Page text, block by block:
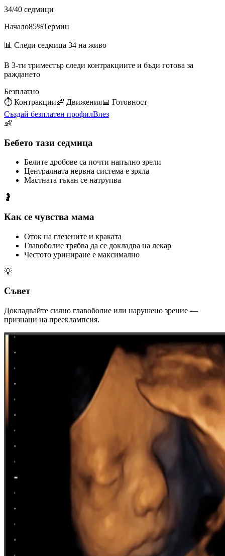
34/40 седмици
Начало85%Термин
📊 Следи седмица 34 на живо
В 3-ти триместър следи контракциите и бъди готова за
раждането
Безплатно
⏱️ Контракции👶 Движения📅 Готовност
Създай безплатен профилВлез
👶
Бебето тази седмица
Белите дробове са почти напълно зрели
Централната нервна система е зряла
Мастната тъкан се натрупва
🤰
Как се чувства мама
Оток на глезените и краката
Главоболие трябва да се докладва на лекар
Честото уриниране е максимално
💡
Съвет
Докладвайте силно главоболие или нарушено зрение —
признаци на прееклампсия.